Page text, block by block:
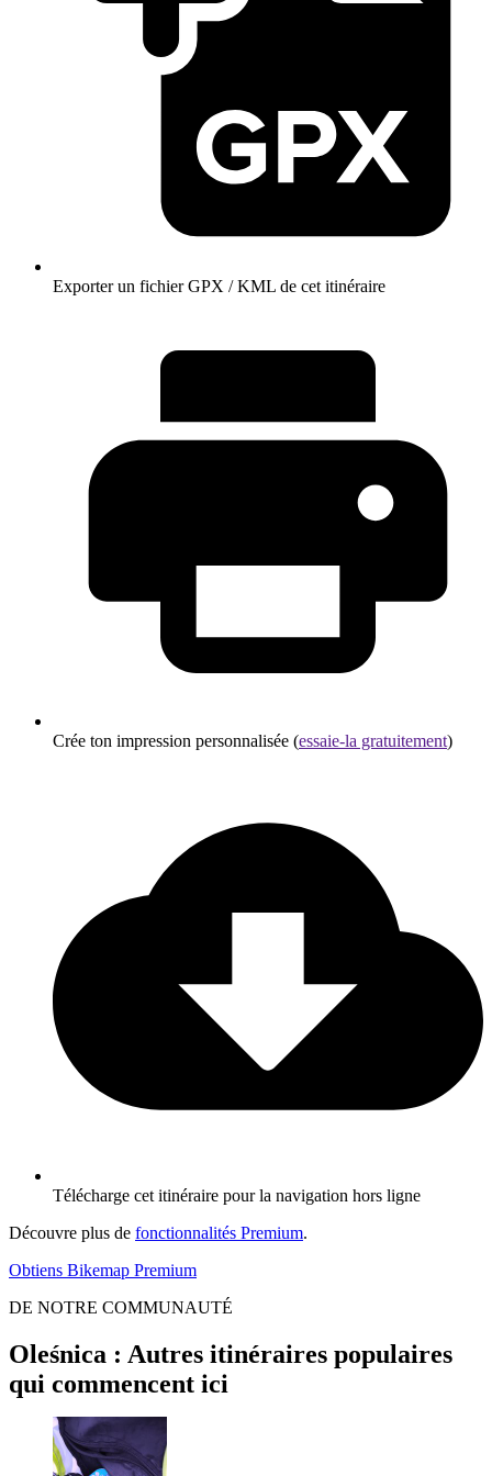
Exporter un fichier GPX / KML de cet itinéraire
Crée ton impression personnalisée (essaie-la gratuitement)
Télécharge cet itinéraire pour la navigation hors ligne
Découvre plus de fonctionnalités Premium.
Obtiens Bikemap Premium
DE NOTRE COMMUNAUTÉ
Oleśnica : Autres itinéraires populaires
qui commencent ici